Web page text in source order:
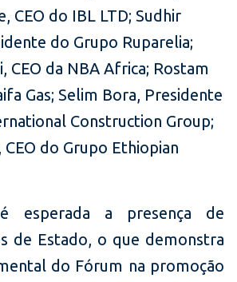
CEO do IBL LTD; Sudhir
do Grupo Ruparelia;
CEO da NBA Africa; Rostam
Gas; Selim Bora, Presidente
Construction Group;
do Grupo Ethiopian
esperada a presença de
de Estado, o que demonstra
do Fórum na promoção